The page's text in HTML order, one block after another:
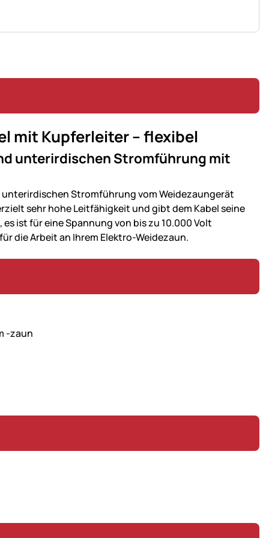
mit Kupferleiter – flexibel
unterirdischen Stromführung mit
Stromführung vom Weidezaungerät
sehr hohe Leitfähigkeit und gibt dem Kabel seine
ist für eine Spannung von bis zu 10.000 Volt
die Arbeit an Ihrem Elektro-Weidezaun.
-zaun